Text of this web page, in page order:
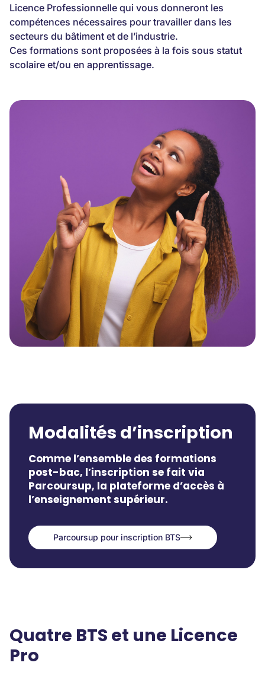
Licence Professionnelle qui vous donneront les
compétences nécessaires pour travailler dans les
secteurs du bâtiment et de l’industrie.
Ces formations sont proposées à la fois sous statut
scolaire et/ou en apprentissage.
Modalités d’inscription
Comme l’ensemble des formations
post-bac, l’inscription se fait via
Parcoursup, la plateforme d’accès à
l’enseignement supérieur.
Parcoursup pour inscription BTS
Parcoursup pour inscription BTS
Quatre BTS et une Licence
Pro